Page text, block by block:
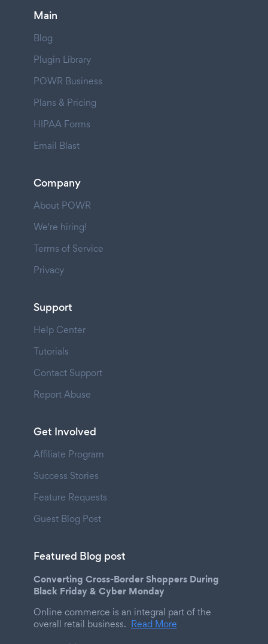
Main
Blog
Plugin Library
POWR Business
Plans & Pricing
HIPAA Forms
Email Blast
Company
About POWR
We're hiring!
Terms of Service
Privacy
Support
Help Center
Tutorials
Contact Support
Report Abuse
Get Involved
Affiliate Program
Success Stories
Feature Requests
Guest Blog Post
Featured Blog post
Converting Cross-Border Shoppers During
Black Friday & Cyber Monday
Online commerce is an integral part of the
overall retail business. Read More